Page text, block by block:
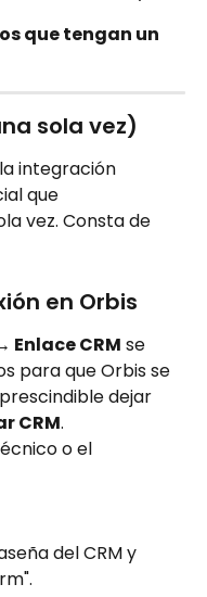
que tengan un
sola vez)
integración
que
vez. Consta de
en Orbis
CRM se
para que Orbis se
dejar
CRM.
o el
del CRM y